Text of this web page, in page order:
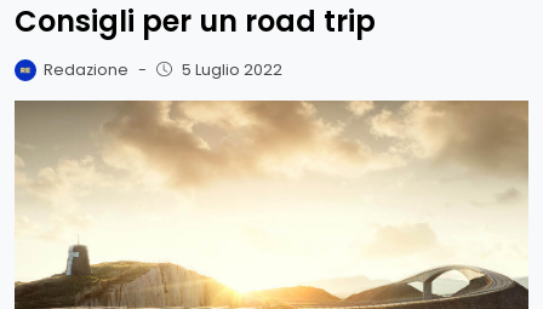
Consigli per un road trip
Redazione - 5 Luglio 2022